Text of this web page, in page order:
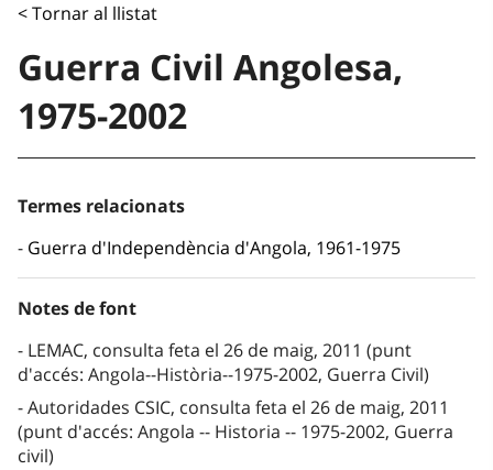
< Tornar al llistat
Guerra Civil Angolesa,
1975-2002
Termes relacionats
Guerra d'Independència d'Angola, 1961-1975
Notes de font
LEMAC, consulta feta el 26 de maig, 2011 (punt
d'accés: Angola--Història--1975-2002, Guerra Civil)
Autoridades CSIC, consulta feta el 26 de maig, 2011
(punt d'accés: Angola -- Historia -- 1975-2002, Guerra
civil)